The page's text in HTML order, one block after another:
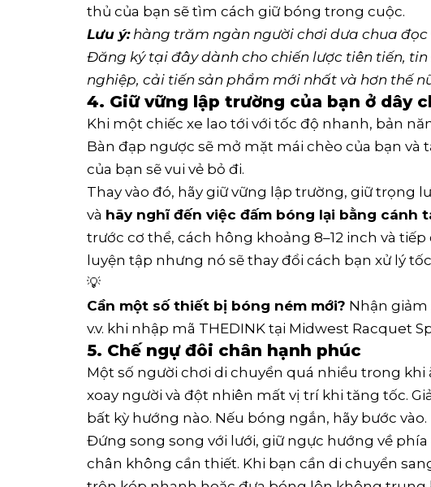
thủ của bạn sẽ tìm cách giữ bóng trong cuộc.
Lưu ý:hàng trăm ngàn người chơi dưa chua
Đăng ký tại đâydành cho chiến lược tiên tiến,
nghiệp, cải tiến sản phẩm mới nhất và hơn thế
4. Giữ vững lập trường của bạn ở dây
Khi một chiếc xe lao tới với tốc độ nhanh, bản
Bàn đạp ngược sẽ mở mặt mái chèo của bạn và
của bạn sẽ vui vẻ bỏ đi.
Thay vào đó, hãy giữ vững lập trường, giữ trọng
và hãy nghĩ đến việc đấm bóng lại bằng cánh
trước cơ thể, cách hông khoảng 8–12 inch và
luyện tập nhưng nó sẽ thay đổi cách bạn xử lý
💡
Cần một số thiết bị bóng ném mới? Nhận giảm
v.v. khi nhập mã THEDINK tại Midwest Racquet
5. Chế ngự đôi chân hạnh phúc
Một số người chơi di chuyển quá nhiều trong khi
xoay người và đột nhiên mất vị trí khi tăng tốc.
bất kỳ hướng nào. Nếu bóng ngắn, hãy bước
Đứng song song với lưới, giữ ngực hướng về
chân không cần thiết. Khi bạn cần di chuyển